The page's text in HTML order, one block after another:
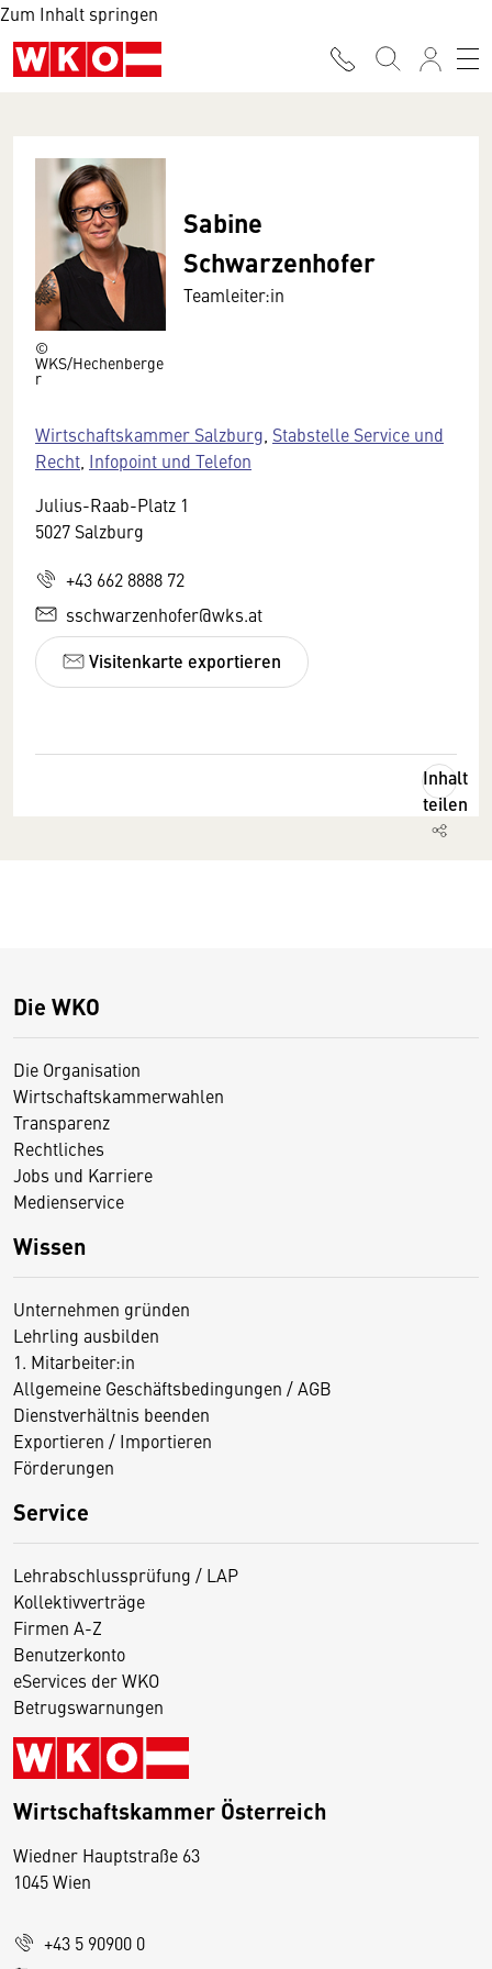
Zum Inhalt springen
©
WKS/Hechenberge
r
Sabine
Schwarzenhofer
Teamleiter:in
Wirtschaftskammer Salzburg Stabstelle Service und
Recht Infopoint und Telefon
Julius-Raab-Platz 1
5027 Salzburg
+43 662 8888 72
sschwarzenhofer@wks.at
Visitenkarte exportieren
Inhalt
teilen
Die WKO
Die Organisation
Wirtschaftskammerwahlen
Transparenz
Rechtliches
Jobs und Karriere
Medienservice
Wissen
Unternehmen gründen
Lehrling ausbilden
1. Mitarbeiter:in
Allgemeine Geschäftsbedingungen / AGB
Dienstverhältnis beenden
Exportieren / Importieren
Förderungen
Service
Lehrabschlussprüfung / LAP
Kollektivverträge
Firmen A-Z
Benutzerkonto
eServices der WKO
Betrugswarnungen
Wirtschaftskammer Österreich
Wiedner Hauptstraße 63
1045 Wien
+43 5 90900 0
D
s